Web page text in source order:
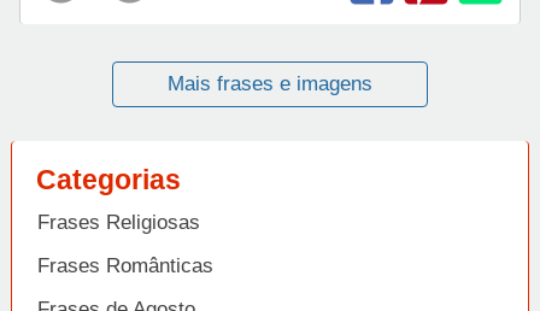
Mais frases e imagens
Categorias
Frases Religiosas
Frases Românticas